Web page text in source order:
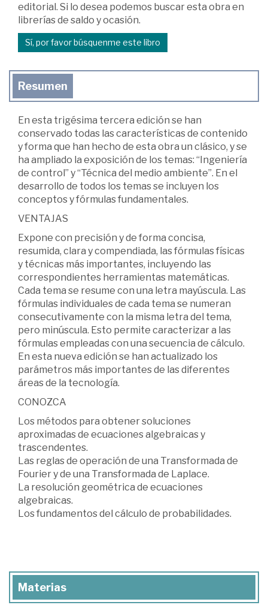
editorial. Si lo desea podemos buscar esta obra en
librerías de saldo y ocasión.
Sí, por favor búsquenme este libro
Resumen
En esta trigésima tercera edición se han
conservado todas las características de contenido
y forma que han hecho de esta obra un clásico, y se
ha ampliado la exposición de los temas: “Ingeniería
de control” y “Técnica del medio ambiente”. En el
desarrollo de todos los temas se incluyen los
conceptos y fórmulas fundamentales.
VENTAJAS
Expone con precisión y de forma concisa,
resumida, clara y compendiada, las fórmulas físicas
y técnicas más importantes, incluyendo las
correspondientes herramientas matemáticas.
Cada tema se resume con una letra mayúscula. Las
fórmulas individuales de cada tema se numeran
consecutivamente con la misma letra del tema,
pero minúscula. Esto permite caracterizar a las
fórmulas empleadas con una secuencia de cálculo.
En esta nueva edición se han actualizado los
parámetros más importantes de las diferentes
áreas de la tecnología.
CONOZCA
Los métodos para obtener soluciones
aproximadas de ecuaciones algebraicas y
trascendentes.
Las reglas de operación de una Transformada de
Fourier y de una Transformada de Laplace.
La resolución geométrica de ecuaciones
algebraicas.
Los fundamentos del cálculo de probabilidades.
Materias